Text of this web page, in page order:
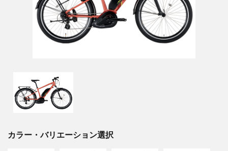
カラー・バリエーション選択